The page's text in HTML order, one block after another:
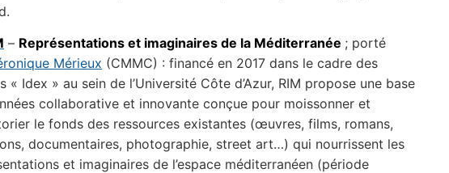
– Représentations et imaginaires de la Méditerranée ; porté
Mérieux (CMMC) : financé en 2017 dans le cadre des
« Idex » au sein de l’Université Côte d’Azur, RIM propose une base
collaborative et innovante conçue pour moissonner et
le fonds des ressources existantes (œuvres, films, romans,
documentaires, photographie, street art…) qui nourrissent les
et imaginaires de l’espace méditerranéen (période